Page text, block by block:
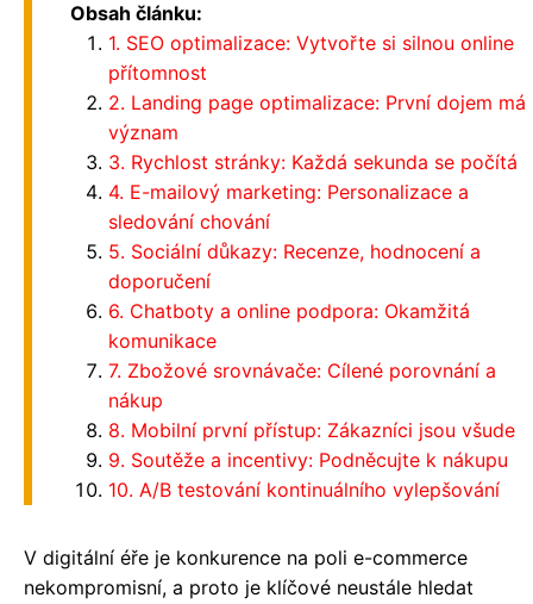
Obsah článku:
1. SEO optimalizace: Vytvořte si silnou online
přítomnost
2. Landing page optimalizace: První dojem má
význam
3. Rychlost stránky: Každá sekunda se počítá
4. E-mailový marketing: Personalizace a
sledování chování
5. Sociální důkazy: Recenze, hodnocení a
doporučení
6. Chatboty a online podpora: Okamžitá
komunikace
7. Zbožové srovnávače: Cílené porovnání a
nákup
8. Mobilní první přístup: Zákazníci jsou všude
9. Soutěže a incentivy: Podněcujte k nákupu
10. A/B testování kontinuálního vylepšování
V digitální éře je konkurence na poli e-commerce
nekompromisní, a proto je klíčové neustále hledat